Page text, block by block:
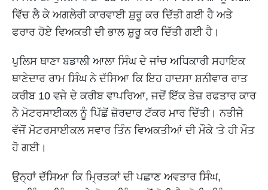
ਵਿੱਚ ਲੈ ਕੇ ਅਗਲੇਰੀ ਕਾਰਵਾਈ ਸ਼ੁਰੂ ਕਰ ਦਿੱਤੀ ਗਈ ਹੈ ਅਤੇ
ਫਰਾਰ ਹੋਏ ਵਿਅਕਤੀ ਦੀ ਭਾਲ ਸ਼ੁਰੂ ਕਰ ਦਿੱਤੀ ਗਈ ਹੈ।
ਪੁਲਿਸ ਥਾਣਾ ਬਡਾਲੀ ਆਲਾ ਸਿੰਘ ਦੇ ਜਾਂਚ ਅਧਿਕਾਰੀ ਸਹਾਇਕ
ਥਾਣੇਦਾਰ ਰਾਮ ਸਿੰਘ ਨੇ ਦੱਸਿਆ ਕਿ ਇਹ ਹਾਦਸਾ ਸ਼ਨੀਵਾਰ ਰਾਤ
ਕਰੀਬ 10 ਵਜੇ ਦੇ ਕਰੀਬ ਵਾਪਰਿਆ, ਜਦੋਂ ਇੱਕ ਤੇਜ਼ ਰਫਤਾਰ ਕਾਰ
ਨੇ ਮੋਟਰਸਾਈਕਲ ਨੂੰ ਪਿੱਛੋਂ ਜ਼ੋਰਦਾਰ ਟੱਕਰ ਮਾਰ ਦਿੱਤੀ। ਨਤੀਜੇ
ਵੱਜੋਂ ਮੋਟਰਸਾਈਕਲ ਸਵਾਰ ਤਿੰਨ ਵਿਅਕਤੀਆਂ ਦੀ ਮੌਕੇ 'ਤੇ ਹੀ ਮੌਤ
ਹੋ ਗਈ।
ਉਨ੍ਹਾਂ ਦੱਸਿਆ ਕਿ ਮ੍ਰਿਤਕਾਂ ਦੀ ਪਛਾਣ ਅਵਤਾਰ ਸਿੰਘ,